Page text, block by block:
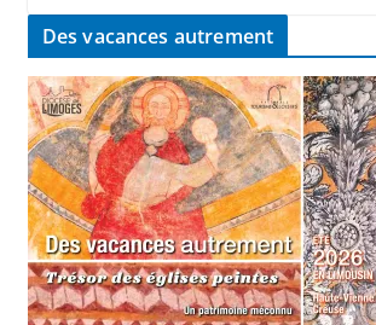
Des vacances autrement